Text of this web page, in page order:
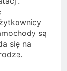
są
się na